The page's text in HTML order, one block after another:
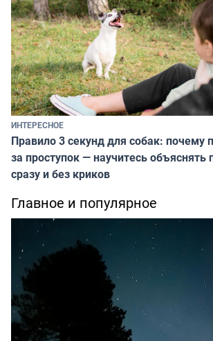
ИНТЕРЕСНОЕ
Правило 3 секунд для собак: почему
за проступок — научитесь объяснять
сразу и без криков
Главное и популярное